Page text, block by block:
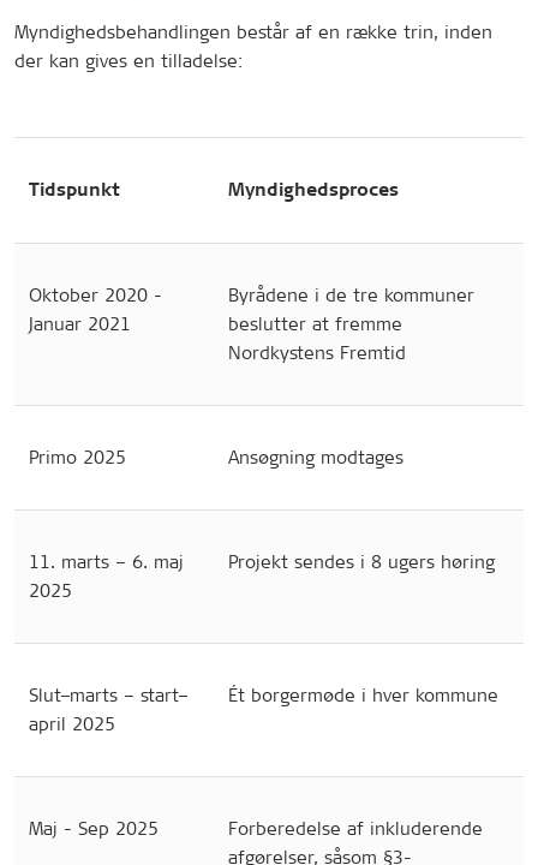
Myndighedsbehandlingen består af en række trin, inden
der kan gives en tilladelse:
Tidspunkt Myndighedsproces
Oktober 2020 -
Januar 2021
Byrådene i de tre kommuner
beslutter at fremme
Nordkystens Fremtid
Primo 2025 Ansøgning modtages
11. marts – 6. maj
2025
Projekt sendes i 8 ugers høring
Slut-marts – start-
april 2025
Ét borgermøde i hver kommune
Maj - Sep 2025
Forberedelse af inkluderende
afgørelser, såsom §3-